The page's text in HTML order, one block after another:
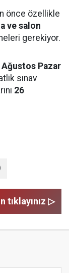
önce özellikle
ve salon
gerekiyor.
Ağustos Pazar
sınav
26
tıklayınız ▷